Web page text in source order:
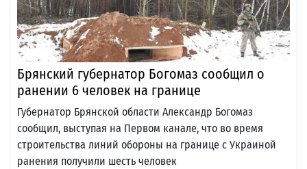
Брянский губернатор Богомаз сообщил о
ранении 6 человек на границе
Губернатор Брянской области Александр Богомаз
сообщил, выступая на Первом канале, что во время
строительства линий обороны на границе с Украиной
ранения получили шесть человек